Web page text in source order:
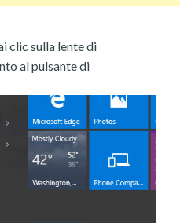
clic sulla lente di
al pulsante di